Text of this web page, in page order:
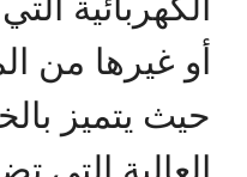
أو غيرها من
حيث يتميز
العالية التي